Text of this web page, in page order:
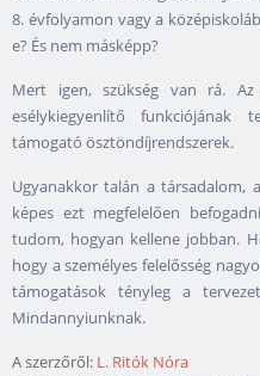
8. évfolyamon vagy a
e? És nem másképp?
Mert igen, szükség van rá.
esélykiegyenlítő funkciójának
támogató ösztöndíjrendszerek.
Ugyanakkor talán a társadalom,
képes ezt megfelelően
tudom, hogyan kellene jobban.
hogy a személyes felelősség
támogatások tényleg a
Mindannyiunknak.
A szerzőről: L. Ritók Nóra